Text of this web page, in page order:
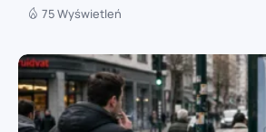
75 Wyświetleń